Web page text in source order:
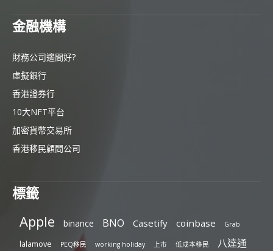
金融機構
財務公司邊間好?
虛擬銀行
香港證券行
10大NFT平台
加密貨幣交易所
香港移民顧問公司
標籤
Apple binance BNO Casetify coinbase Grab
lalamove PEQ移民 working holiday 上市 低成本移民 八達通